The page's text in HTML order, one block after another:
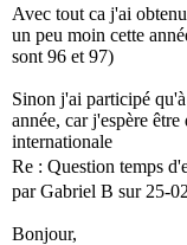
Avec tout ca j'ai
un peu moin cette
sont 96 et 97)
Sinon j'ai participé
année, car j'espère
internationale
Re : Question temps
par Gabriel B sur 25-
Bonjour,